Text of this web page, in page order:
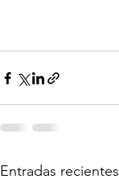
Entradas recientes